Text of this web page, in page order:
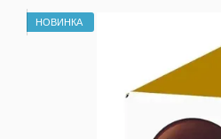
НОВИНКА